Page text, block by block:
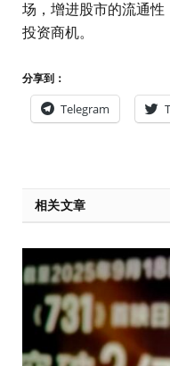
场，增进股市的流通
投资商机。
分享到：
Telegram
相关文章